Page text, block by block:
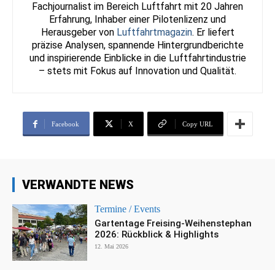
Fachjournalist im Bereich Luftfahrt mit 20 Jahren
Erfahrung, Inhaber einer Pilotenlizenz und
Herausgeber von Luftfahrtmagazin. Er liefert
präzise Analysen, spannende Hintergrundberichte
und inspirierende Einblicke in die Luftfahrtindustrie
– stets mit Fokus auf Innovation und Qualität.
Facebook X Copy URL
VERWANDTE NEWS
Termine / Events
Gartentage Freising-Weihenstephan
2026: Rückblick & Highlights
12. Mai 2026